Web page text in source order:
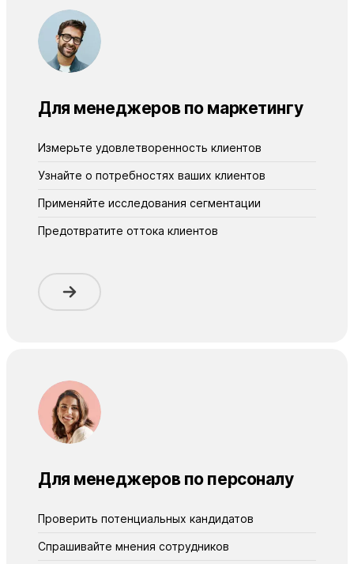
Для менеджеров по маркетингу
Измерьте удовлетворенность клиентов
Узнайте о потребностях ваших клиентов
Применяйте исследования сегментации
Предотвратитe оттока клиентов
Для менеджеров по персоналу
Проверить потенциальных кандидатов
Спрашивайте мнения сотрудников